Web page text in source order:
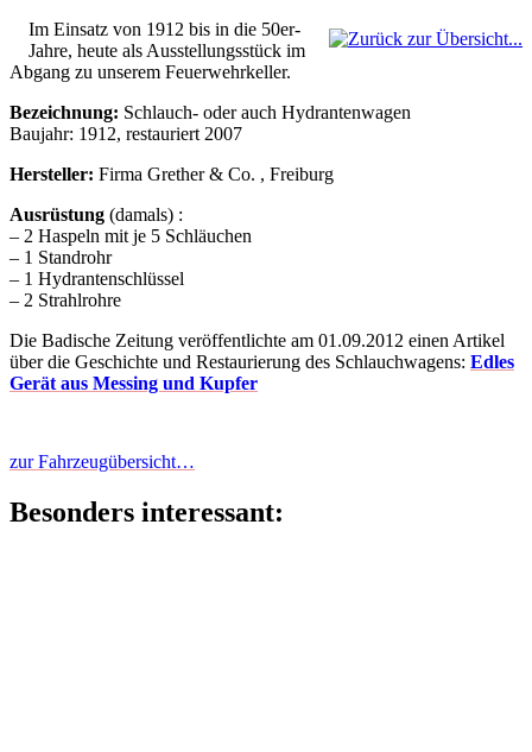
Im Einsatz von 1912 bis in die 50er-
Jahre, heute als Ausstellungsstück im
Abgang zu unserem Feuerwehrkeller.
Bezeichnung: Schlauch- oder auch Hydrantenwagen
Baujahr: 1912, restauriert 2007
Hersteller: Firma Grether & Co. , Freiburg
Ausrüstung (damals) :
– 2 Haspeln mit je 5 Schläuchen
– 1 Standrohr
– 1 Hydrantenschlüssel
– 2 Strahlrohre
Die Badische Zeitung veröffentlichte am 01.09.2012 einen Artikel
über die Geschichte und Restaurierung des Schlauchwagens: Edles
Gerät aus Messing und Kupfer
zur Fahrzeugübersicht…
Besonders interessant: